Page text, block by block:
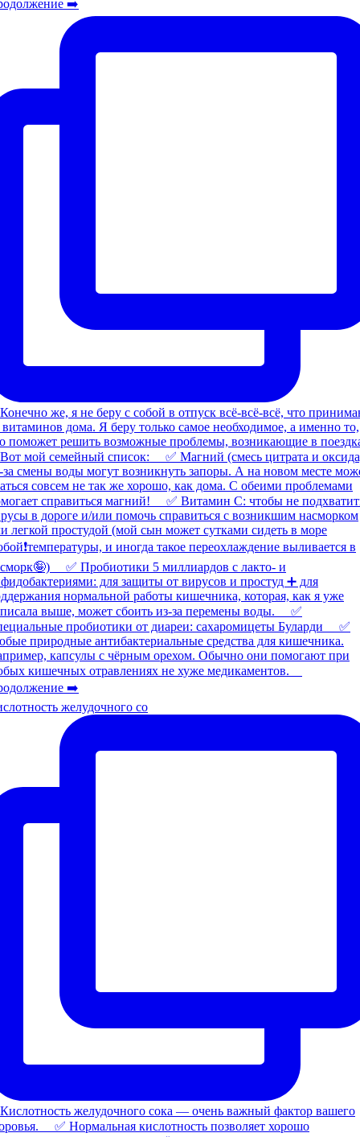
желудочного со